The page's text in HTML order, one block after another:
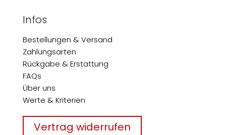
Infos
Bestellungen & Versand
Zahlungsarten
Rückgabe & Erstattung
FAQs
Über uns
Werte & Kriterien
Vertrag widerrufen